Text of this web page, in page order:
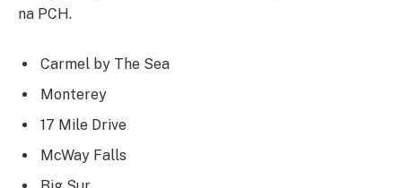
na PCH.
Carmel by The Sea
Monterey
17 Mile Drive
McWay Falls